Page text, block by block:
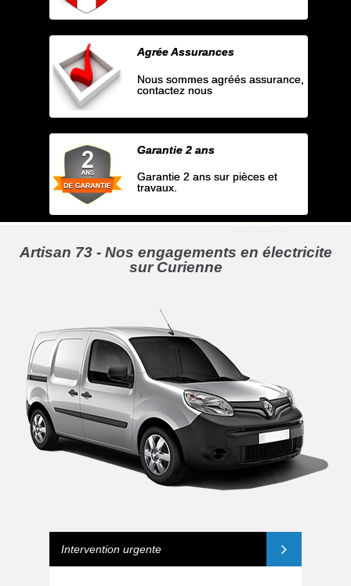
Agrée Assurances
Nous sommes agréés assurance,
contactez nous
Garantie 2 ans
Garantie 2 ans sur pièces et
travaux.
Artisan 73 - Nos engagements en électricite
sur Curienne
Intervention urgente